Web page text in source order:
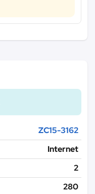
ZC15-3162
Internet
2
280